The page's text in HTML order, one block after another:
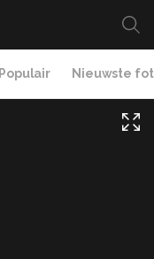
Populair Nieuwste